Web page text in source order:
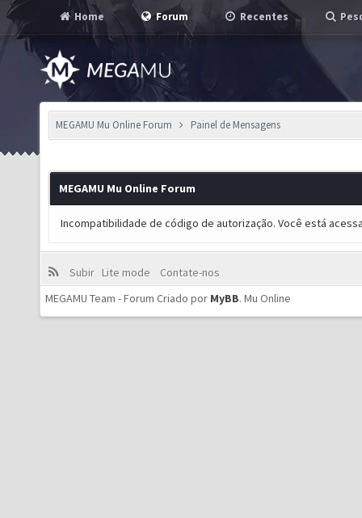
Home Forum Recentes
MEGAMU Mu Online Forum Painel de Mensagens
MEGAMU Mu Online Forum
Incompatibilidade de código de autorização. Você está
Subir Lite mode
Contate-nos
MEGAMU Team - Forum Criado por MyBB. Mu Online